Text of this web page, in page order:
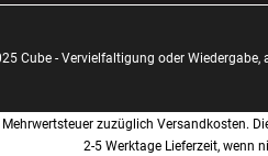
Cube - Vervielfaltigung oder
zuzüglich Versandkosten.
2-5 Werktage Lieferzeit, wenn